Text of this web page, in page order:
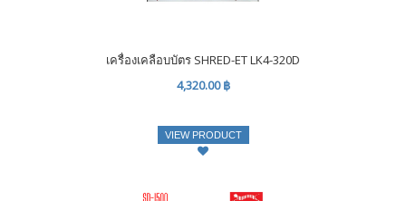
เครื่องเคลือบบัตร SHRED-ET LK4-320D
4,320.00 ฿
VIEW PRODUCT